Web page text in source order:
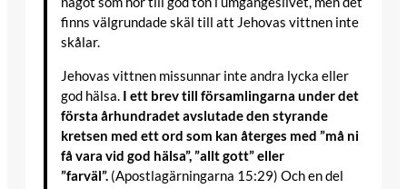
finns välgrundade skäl till att Jehovas vittnen inte
skålar.
Jehovas vittnen missunnar inte andra lycka eller
god hälsa. I ett brev till församlingarna under det
första århundradet avslutade den styrande
kretsen med ett ord som kan återges med ”må ni
få vara vid god hälsa”, ”allt gott” eller
”farväl”. (Apostlagärningarna 15:29) Och en del